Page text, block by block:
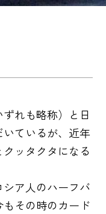
れも略称）と日
ているが、近年
ッタクタになる
ア人のハーフバ
その時のカード